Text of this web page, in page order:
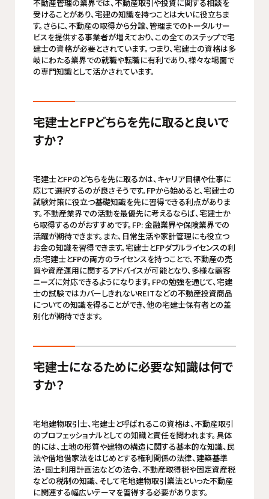
不動産管理の業界では、不動産取引や投資に関する相談を
受けることがあり、宅建の知識を持つことは大いに役立ちま
す。さらに、不動産の取得から分譲、管理までのトータルサー
ビスを提供する事業者が増えており、この全てのステップで宅
建士の資格が必要とされています。つまり、宅建士の資格は多
岐にわたる業界での就職や転職に有利であり、様々な場面で
の専門知識として活かされています。
宅建士とFPどちらを先に取ると良いで
すか？
宅建士とFPのどちらを先に取るかは、キャリア目標や仕事に
応じて選択するのが良さそうです。FPから始めると、宅建士の
試験対策に役立つ基礎知識を先に習得できる利点がありま
す。不動産業界での活動を最優先に考えるならば、宅建士か
ら取得するのがおすすめです。FP: 金融業界や保険業界での
活躍が期待できます。また、日常生活や家計管理にも役立つ
お金の知識を習得できます。宅建士とFPダブルライセンスの利
点:宅建士とFPの両方のライセンスを持つことで、不動産の売
買や資産運用に関するアドバイスが可能となり、多様な顧客
ニーズに対応できるようになります。FPの勉強を通じて、宅建
士の試験ではカバーしきれないREITなどの不動産投資商品
についての知識を得ることができ、他の宅建士保有者との差
別化が期待できます。
宅建士になるために必要な知識は何で
すか？
宅地建物取引士、宅建士と呼ばれるこの資格は、不動産取引
のプロフェッショナルとしての知識と責任を問われます。具体
的には、土地の形質や建物の構造に関する基本的な知識、民
法や借地借家法をはじめとする権利関係の法律、建築基準
法・国土利用計画法などの法令、不動産取得税や固定資産税
などの税制の知識、そして宅地建物取引業法といった不動産
に関連する幅広いテーマを習得する必要があります。